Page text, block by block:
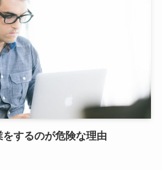
を残さない方法｜Amazon
る案